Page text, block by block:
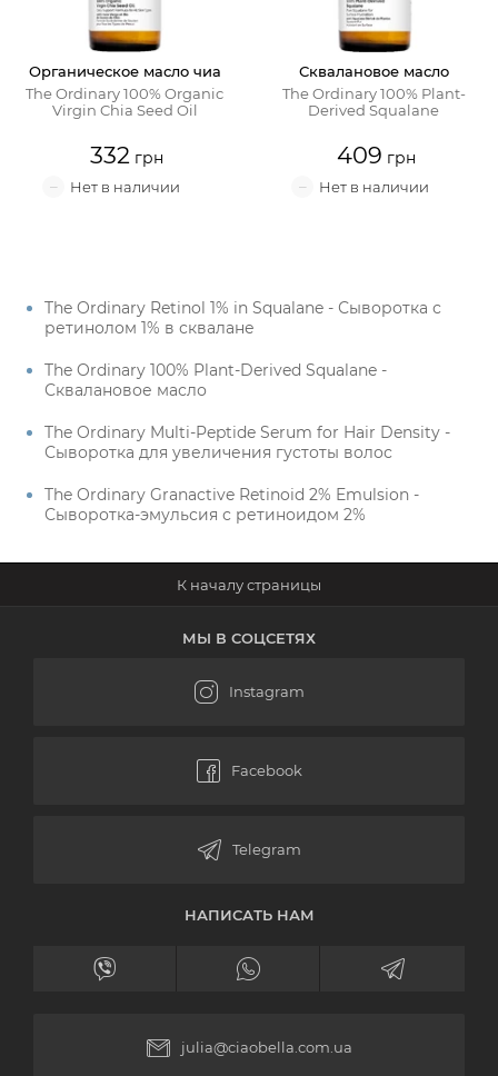
Органическое масло чиа
The Ordinary 100% Organic
Virgin Chia Seed Oil
332
Сквалановое масло
The Ordinary 100% Plant-
Derived Squalane
409
The Ordinary Retinol 1% in Squalane - Сыворотка с
ретинолом 1% в сквалане
The Ordinary 100% Plant-Derived Squalane -
Сквалановое масло
The Ordinary Multi-Peptide Serum for Hair Density -
Сыворотка для увеличения густоты волос
The Ordinary Granactive Retinoid 2% Emulsion -
Сыворотка-эмульсия с ретиноидом 2%
МЫ В СОЦСЕТЯХ
НАПИСАТЬ НАМ
julia@ciaobella.com.ua